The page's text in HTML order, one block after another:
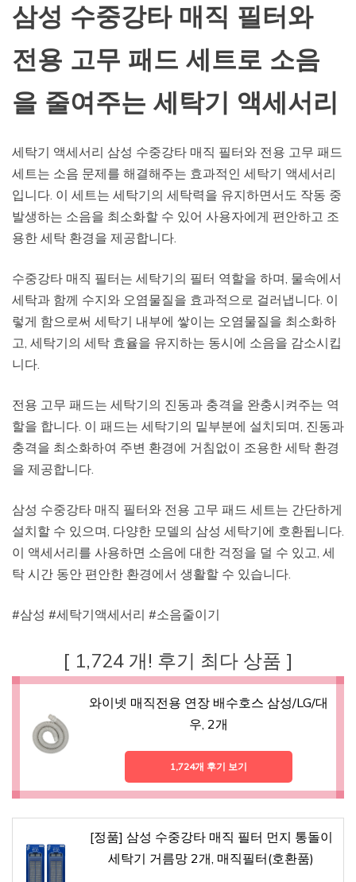
삼성 수중강타 매직 필터와
전용 고무 패드 세트로 소음
을 줄여주는 세탁기 액세서리
세탁기 액세서리 삼성 수중강타 매직 필터와 전용 고무 패드
세트는 소음 문제를 해결해주는 효과적인 세탁기 액세서리
입니다. 이 세트는 세탁기의 세탁력을 유지하면서도 작동 중
발생하는 소음을 최소화할 수 있어 사용자에게 편안하고 조
용한 세탁 환경을 제공합니다.
수중강타 매직 필터는 세탁기의 필터 역할을 하며, 물속에서
세탁과 함께 수지와 오염물질을 효과적으로 걸러냅니다. 이
렇게 함으로써 세탁기 내부에 쌓이는 오염물질을 최소화하
고, 세탁기의 세탁 효율을 유지하는 동시에 소음을 감소시킵
니다.
전용 고무 패드는 세탁기의 진동과 충격을 완충시켜주는 역
할을 합니다. 이 패드는 세탁기의 밑부분에 설치되며, 진동과
충격을 최소화하여 주변 환경에 거침없이 조용한 세탁 환경
을 제공합니다.
삼성 수중강타 매직 필터와 전용 고무 패드 세트는 간단하게
설치할 수 있으며, 다양한 모델의 삼성 세탁기에 호환됩니다.
이 액세서리를 사용하면 소음에 대한 걱정을 덜 수 있고, 세
탁 시간 동안 편안한 환경에서 생활할 수 있습니다.
#삼성 #세탁기액세서리 #소음줄이기
[ 1,724 개! 후기 최다 상품 ]
와이넷 매직전용 연장 배수호스 삼성/LG/대
우, 2개
1,724개 후기 보기
[정품] 삼성 수중강타 매직 필터 먼지 통돌이
세탁기 거름망 2개, 매직필터(호환품)